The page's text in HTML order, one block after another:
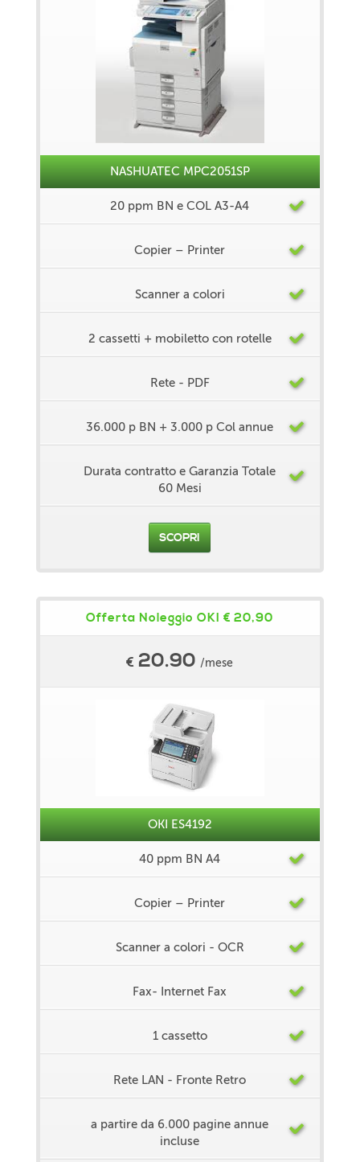
NASHUATEC MPC2051SP
20 ppm BN e COL A3-A4
Copier – Printer
Scanner a colori
2 cassetti + mobiletto con rotelle
Rete - PDF
36.000 p BN + 3.000 p Col annue
Durata contratto e Garanzia Totale
60 Mesi
SCOPRI
Offerta Noleggio OKI € 20,90
€ 20.90/mese
OKI ES4192
40 ppm BN A4
Copier – Printer
Scanner a colori - OCR
Fax- Internet Fax
1 cassetto
Rete LAN - Fronte Retro
a partire da 6.000 pagine annue
incluse